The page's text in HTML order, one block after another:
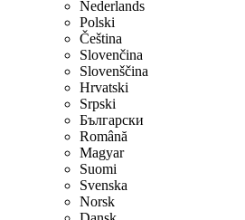
Nederlands
Polski
Čeština
Slovenčina
Slovenščina
Hrvatski
Srpski
Български
Română
Magyar
Suomi
Svenska
Norsk